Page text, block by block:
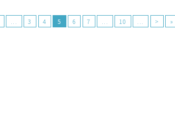
3 4 5 6 7 10 > »